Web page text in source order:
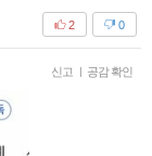
0
2
신고 공감 확인